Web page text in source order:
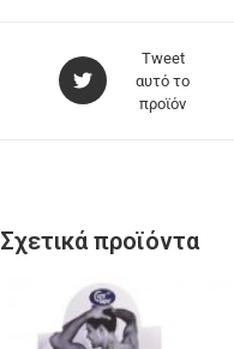
Tweet
αυτό το
προϊόν
Σχετικά προϊόντα